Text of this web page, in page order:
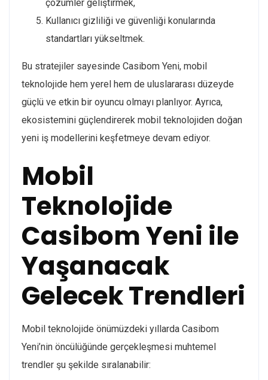
çözümler geliştirmek,
Kullanıcı gizliliği ve güvenliği konularında
standartları yükseltmek.
Bu stratejiler sayesinde Casibom Yeni, mobil
teknolojide hem yerel hem de uluslararası düzeyde
güçlü ve etkin bir oyuncu olmayı planlıyor. Ayrıca,
ekosistemini güçlendirerek mobil teknolojiden doğan
yeni iş modellerini keşfetmeye devam ediyor.
Mobil
Teknolojide
Casibom Yeni ile
Yaşanacak
Gelecek Trendleri
Mobil teknolojide önümüzdeki yıllarda Casibom
Yeni’nin öncülüğünde gerçekleşmesi muhtemel
trendler şu şekilde sıralanabilir: